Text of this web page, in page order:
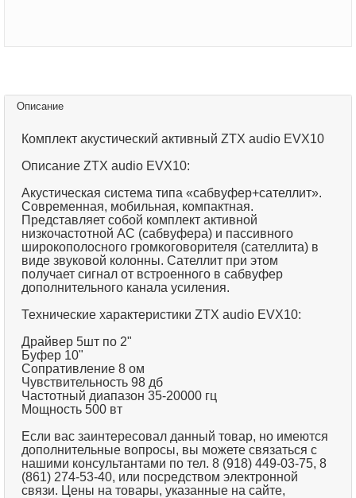
Описание
Комплект акустический активный ZTX audio EVX10
Описание ZTX audio EVX10:
Акустическая система типа «сабвуфер+сателлит».
Современная, мобильная, компактная.
Представляет собой комплект активной
низкочастотной АС (сабвуфера) и пассивного
широкополосного громкоговорителя (сателлита) в
виде звуковой колонны. Сателлит при этом
получает сигнал от встроенного в сабвуфер
дополнительного канала усиления.
Технические характеристики ZTX audio EVX10:
Драйвер 5шт по 2"
Буфер 10"
Сопративление 8 ом
Чувствительность 98 дб
Частотный диапазон 35-20000 гц
Мощность 500 вт
Если вас заинтересовал данный товар, но имеются
дополнительные вопросы, вы можете связаться с
нашими консультантами по тел. 8 (918) 449-03-75, 8
(861) 274-53-40, или посредством электронной
связи. Цены на товары, указанные на сайте,